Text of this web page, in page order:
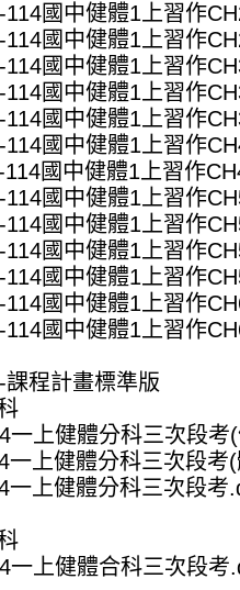
114國中健體1上習作
114國中健體1上習作
114國中健體1上習作
114國中健體1上習作
114國中健體1上習作
114國中健體1上習作
114國中健體1上習作
114國中健體1上習作
114國中健體1上習作
114國中健體1上習作
114國中健體1上習作
114國中健體1上習作
114國中健體1上習作
課程計畫標準版
一上健體分科三次段考
一上健體分科三次段考
一上健體分科三次段考
一上健體合科三次段考